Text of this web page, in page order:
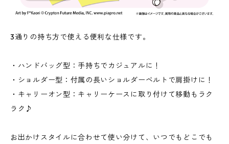
3通りの持ち方で使える便利な仕様です。
・ハンドバッグ型：手持ちでカジュアルに！
・ショルダー型：付属の長いショルダーベルトで肩掛けに！
・キャリーオン型：キャリーケースに取り付けて移動もラク
ラク♪
お出かけスタイルに合わせて使い分けて、いつでもどこでも